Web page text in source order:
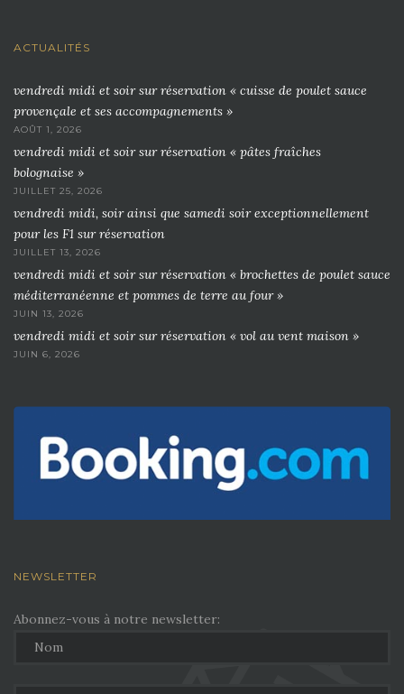
ACTUALITÉS
vendredi midi et soir sur réservation « cuisse de poulet sauce
provençale et ses accompagnements »
AOÛT 1, 2026
vendredi midi et soir sur réservation « pâtes fraîches
bolognaise »
JUILLET 25, 2026
vendredi midi, soir ainsi que samedi soir exceptionnellement
pour les F1 sur réservation
JUILLET 13, 2026
vendredi midi et soir sur réservation « brochettes de poulet sauce
méditerranéenne et pommes de terre au four »
JUIN 13, 2026
vendredi midi et soir sur réservation « vol au vent maison »
JUIN 6, 2026
NEWSLETTER
Abonnez-vous à notre newsletter: